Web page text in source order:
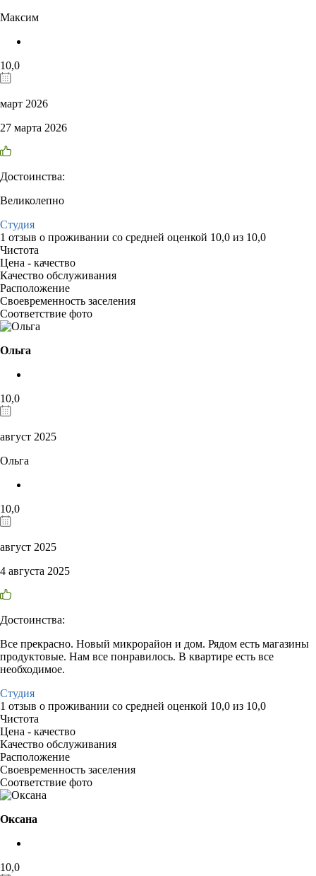
Максим
10,0
март 2026
27 марта 2026
Достоинства:
Великолепно
Студия
1 отзыв о проживании со средней оценкой 10,0 из 10,0
Чистота
Цена - качество
Качество обслуживания
Расположение
Своевременность заселения
Соответствие фото
Ольга
10,0
август 2025
Ольга
10,0
август 2025
4 августа 2025
Достоинства:
Все прекрасно. Новый микрорайон и дом. Рядом есть магазины
продуктовые. Нам все понравилось. В квартире есть все
необходимое.
Студия
1 отзыв о проживании со средней оценкой 10,0 из 10,0
Чистота
Цена - качество
Качество обслуживания
Расположение
Своевременность заселения
Соответствие фото
Оксана
10,0